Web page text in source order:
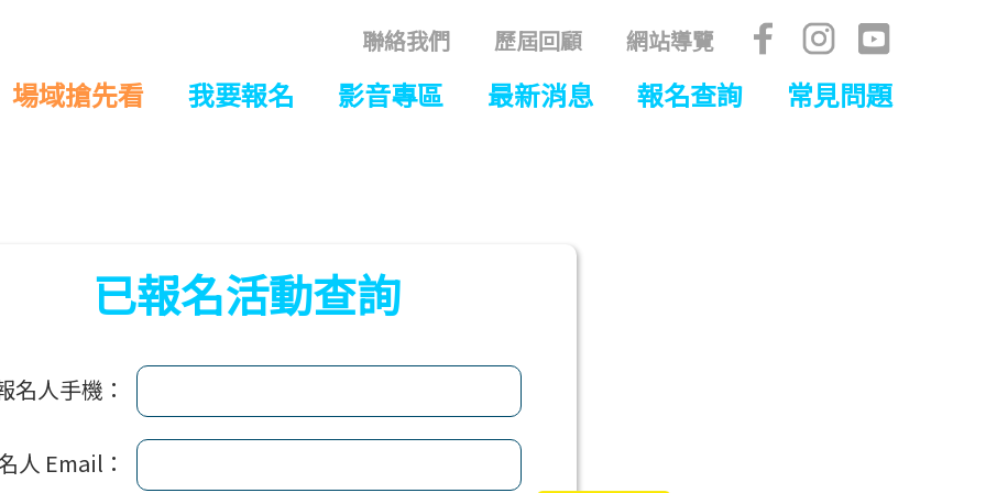
聯絡我們 歷屆回顧 網站導覽
場域搶先看 我要報名 影音專區 最新消息 報名查詢 常見問題
已報名活動查詢
名人手機：
人 Email：